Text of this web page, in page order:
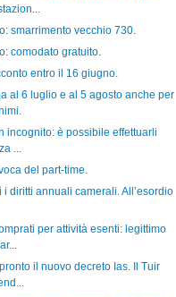
smarrimento vecchio 730.
comodato gratuito.
entro il 16 giugno.
al 6 luglio e al 5 agosto anche per
incognito: è possibile effettuarli
...
del part-time.
i diritti annuali camerali. All’esordio
per attività esenti: legittimo
il nuovo decreto Ias. Il Tuir